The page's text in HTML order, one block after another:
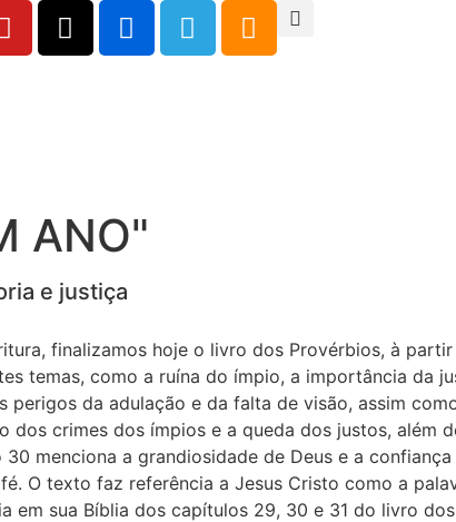
ANO"
e justiça
finalizamos hoje o livro dos Provérbios, à
temas, como a ruína do ímpio, a importância da
da adulação e da falta de visão, assim
crimes dos ímpios e a queda dos justos, além
menciona a grandiosidade de Deus e a
O texto faz referência a Jesus Cristo como a
sua Bíblia dos capítulos 29, 30 e 31 do livro